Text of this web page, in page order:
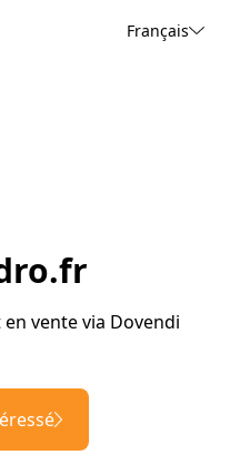
Français
vente via Dovendi